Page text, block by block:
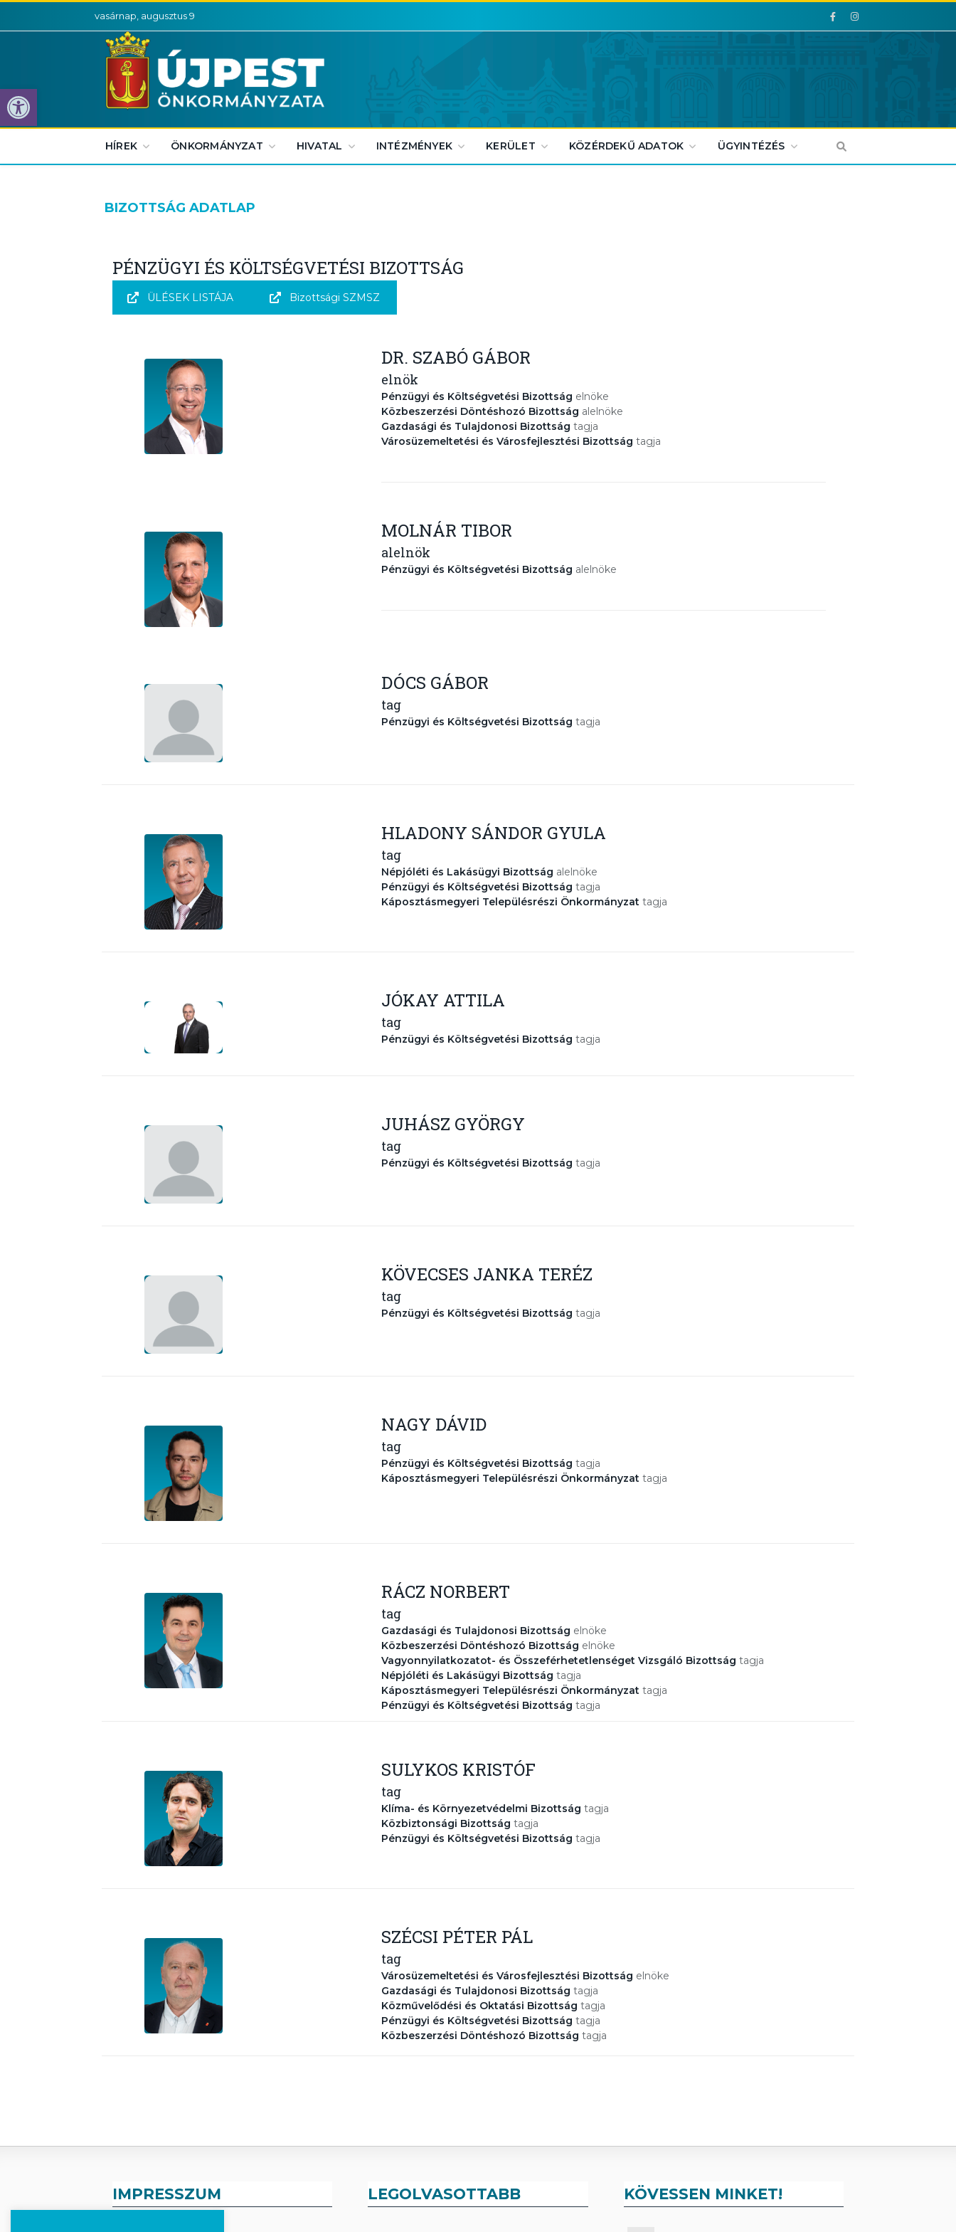
Eszköztár megnyitása
vasárnap, augusztus 9 Facebook
Facebook
HÍREK ÖNKORMÁNYZAT HIVATAL INTÉZMÉNYEK KERÜLET KÖZÉRDEKŰ ADATOK ÜGYINTÉZÉS
BIZOTTSÁG ADATLAP
PÉNZÜGYI ÉS KÖLTSÉGVETÉSI BIZOTTSÁG
ÜLÉSEK LISTÁJA Bizottsági SZMSZ
DR. SZABÓ GÁBOR
elnök
Pénzügyi és Költségvetési Bizottság elnöke
Közbeszerzési Döntéshozó Bizottság alelnöke
Gazdasági és Tulajdonosi Bizottság tagja
Városüzemeltetési és Városfejlesztési Bizottság tagja
MOLNÁR TIBOR
alelnök
Pénzügyi és Költségvetési Bizottság alelnöke
DÓCS GÁBOR
tag
Pénzügyi és Költségvetési Bizottság tagja
HLADONY SÁNDOR GYULA
tag
Népjóléti és Lakásügyi Bizottság alelnöke
Pénzügyi és Költségvetési Bizottság tagja
Káposztásmegyeri Településrészi Önkormányzat tagja
JÓKAY ATTILA
tag
Pénzügyi és Költségvetési Bizottság tagja
JUHÁSZ GYÖRGY
tag
Pénzügyi és Költségvetési Bizottság tagja
KÖVECSES JANKA TERÉZ
tag
Pénzügyi és Költségvetési Bizottság tagja
NAGY DÁVID
tag
Pénzügyi és Költségvetési Bizottság tagja
Káposztásmegyeri Településrészi Önkormányzat tagja
RÁCZ NORBERT
tag
Gazdasági és Tulajdonosi Bizottság elnöke
Közbeszerzési Döntéshozó Bizottság elnöke
Vagyonnyilatkozatot- és Összeférhetetlenséget Vizsgáló Bizottság tagja
Népjóléti és Lakásügyi Bizottság tagja
Káposztásmegyeri Településrészi Önkormányzat tagja
Pénzügyi és Költségvetési Bizottság tagja
SULYKOS KRISTÓF
tag
Klíma- és Környezetvédelmi Bizottság tagja
Közbiztonsági Bizottság tagja
Pénzügyi és Költségvetési Bizottság tagja
SZÉCSI PÉTER PÁL
tag
Városüzemeltetési és Városfejlesztési Bizottság elnöke
Gazdasági és Tulajdonosi Bizottság tagja
Közművelődési és Oktatási Bizottság tagja
Pénzügyi és Költségvetési Bizottság tagja
Közbeszerzési Döntéshozó Bizottság tagja
IMPRESSZUM LEGOLVASOTTABB KÖVESSEN MINKET!